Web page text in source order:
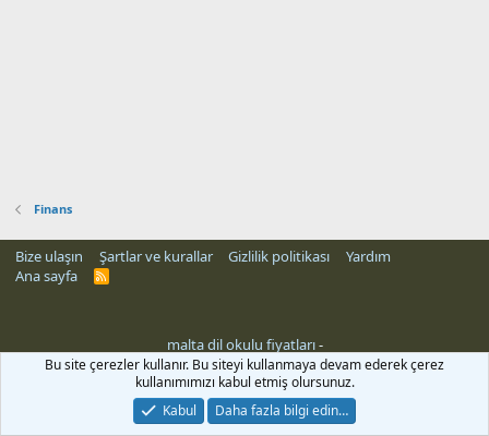
Finans
Bize ulaşın Şartlar ve kurallar Gizlilik politikası
Yardım
Ana sayfa
R
malta dil okulu fiyatları-
Bu site çerezler kullanır. Bu siteyi kullanmaya devam ederek çerez
kullanımımızı kabul etmiş olursunuz.
Kabul
Daha fazla bilgi edin…